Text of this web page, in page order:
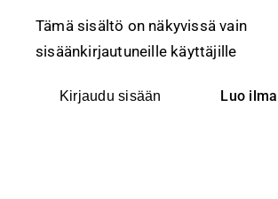
Tämä sisältö on näkyvissä vain
sisäänkirjautuneille käyttäjille
Kirjaudu sisään Luo